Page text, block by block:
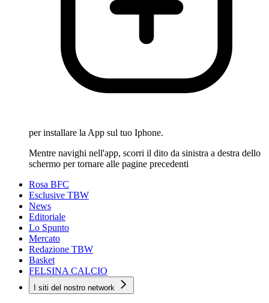
per installare la App sul tuo Iphone.
Mentre navighi nell'app, scorri il dito da sinistra a destra dello
schermo per tornare alle pagine precedenti
Rosa BFC
Esclusive TBW
News
Editoriale
Lo Spunto
Mercato
Redazione TBW
Basket
FELSINA CALCIO
I siti del nostro network